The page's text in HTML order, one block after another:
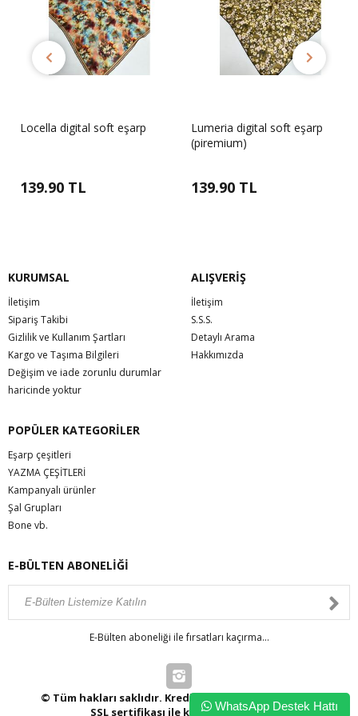
Locella digital soft eşarp
139.90 TL
Lumeria digital soft eşarp
(piremium)
139.90 TL
KURUMSAL
İletişim
Sipariş Takibi
Gizlilik ve Kullanım Şartları
Kargo ve Taşıma Bilgileri
Değişim ve iade zorunlu durumlar
haricinde yoktur
ALIŞVERİŞ
İletişim
S.S.S.
Detaylı Arama
Hakkımızda
POPÜLER KATEGORİLER
Eşarp çeşitleri
YAZMA ÇEŞİTLERİ
Kampanyalı ürünler
Şal Grupları
Bone vb.
E-BÜLTEN ABONELİĞİ
E-Bülten aboneliği ile fırsatları kaçırma...
© Tüm hakları saklıdır. Kredi kartı bilgileriniz 256bit
SSL sertifikası ile korunmaktadır.WhatsApp Destek Hattı